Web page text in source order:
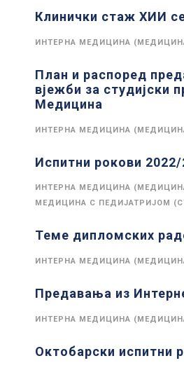
Клинички стаж XИИ
ИНТЕРНА МЕДИЦИНА
План и распоред
вјежби за студијски
Медицина
ИНТЕРНА МЕДИЦИНА
Испитни рокови 2022/
ИНТЕРНА МЕДИЦИНА
МЕДИЦИНА С ПЕДИЈАТРИЈОМ
Теме дипломских
ИНТЕРНА МЕДИЦИНА
Предавања из
ИНТЕРНА МЕДИЦИНА
Октобарски испитни